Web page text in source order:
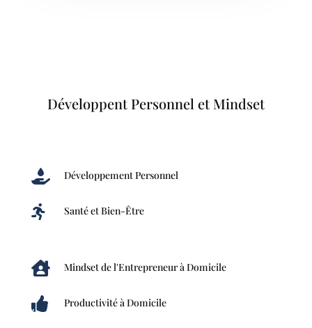
Développent Personnel et Mindset
 Développement Personnel
 Santé et Bien-Être
 Mindset de l'Entrepreneur à Domicile
 Productivité à Domicile